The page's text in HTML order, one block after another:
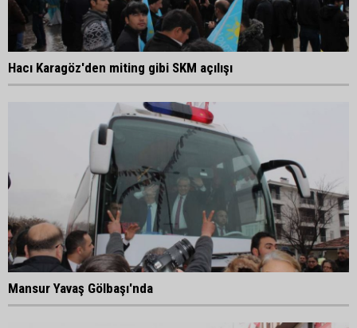
Hacı Karagöz'den miting gibi SKM açılışı
Mansur Yavaş Gölbaşı'nda